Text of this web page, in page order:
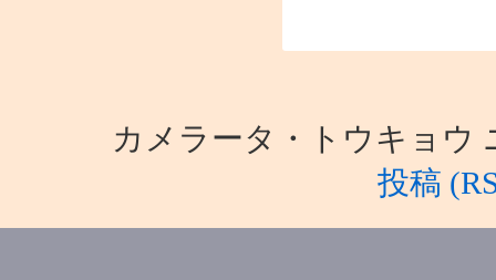
カメラータ・トウキョウ
投稿